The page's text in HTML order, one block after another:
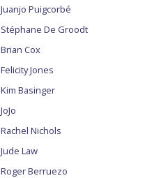
Juanjo Puigcorbé
Stéphane De Groodt
Brian Cox
Felicity Jones
Kim Basinger
JoJo
Rachel Nichols
Jude Law
Roger Berruezo